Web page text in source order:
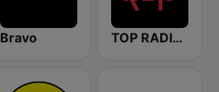
Bravo TOP RADIO 101